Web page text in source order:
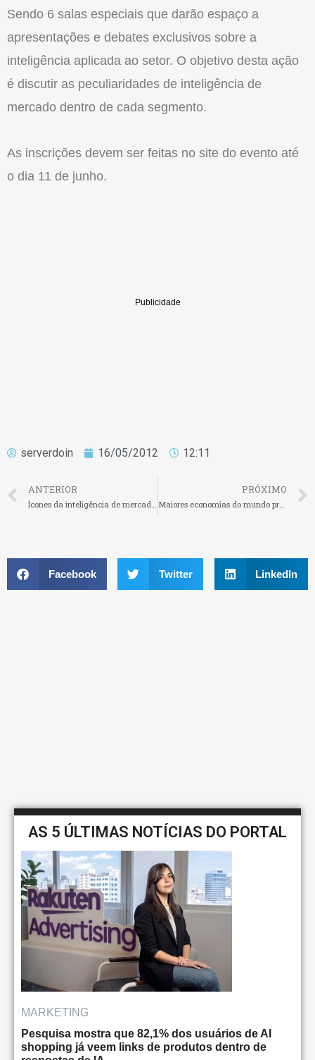
Sendo 6 salas especiais que darão espaço a
apresentações e debates exclusivos sobre a
inteligência aplicada ao setor. O objetivo desta ação
é discutir as peculiaridades de inteligência de
mercado dentro de cada segmento.
As inscrições devem ser feitas no site do evento até
o dia 11 de junho.
serverdoin 16/05/2012 12:11
ANTERIOR
Ícones da inteligência de mercado se reúnem em São Paulo
PRÓXIMO
Maiores economias do mundo precisam gerar 21 milhões de empregos, destacam OIT e OCDE
Facebook Twitter LinkedIn
AS 5 ÚLTIMAS NOTÍCIAS DO PORTAL
MARKETING
Pesquisa mostra que 82,1% dos usuários de AI
shopping já veem links de produtos dentro de